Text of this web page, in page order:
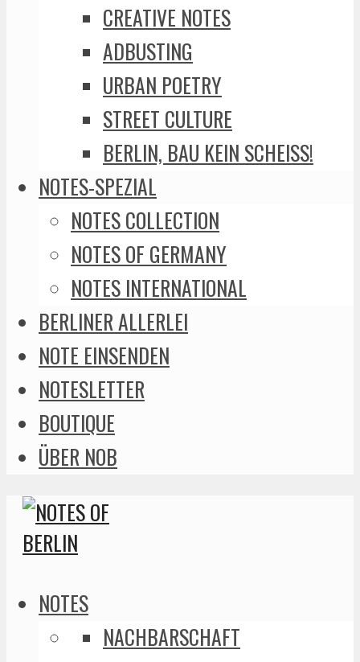
CREATIVE NOTES
ADBUSTING
URBAN POETRY
STREET CULTURE
BERLIN, BAU KEIN SCHEISS!
NOTES-SPEZIAL
NOTES COLLECTION
NOTES OF GERMANY
NOTES INTERNATIONAL
BERLINER ALLERLEI
NOTE EINSENDEN
NOTESLETTER
BOUTIQUE
ÜBER NOB
NOTES
NACHBARSCHAFT